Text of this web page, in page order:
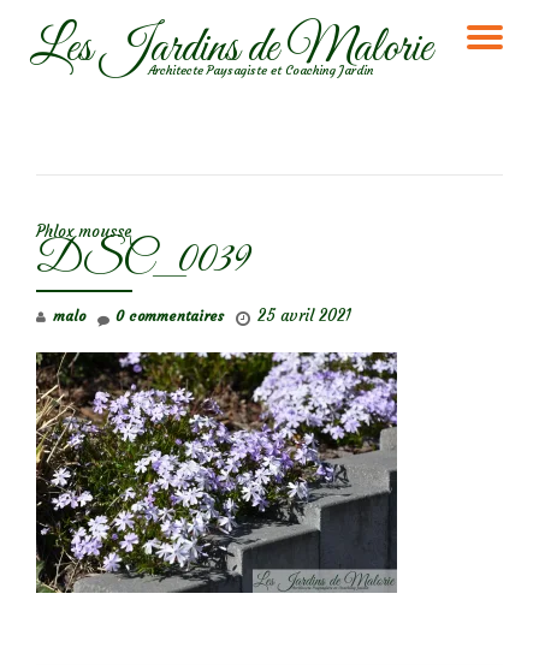
AllerLes Jardins de Malorie
Architecte Paysagiste et Coaching Jardin
Phlox mousse
DSC_0039
malo 25 avril 2021
0 commentaires